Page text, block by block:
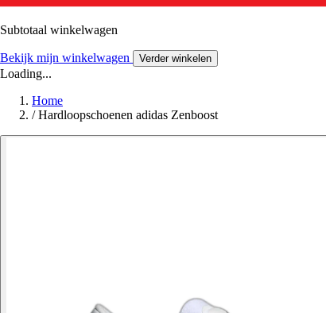
Subtotaal winkelwagen
Bekijk mijn winkelwagen Verder winkelen
Loading...
Home
/ Hardloopschoenen adidas Zenboost